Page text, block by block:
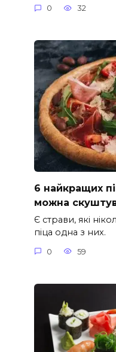
0 32
6 найкращих
можна
Є страви, які
піца одна з них.
0 59